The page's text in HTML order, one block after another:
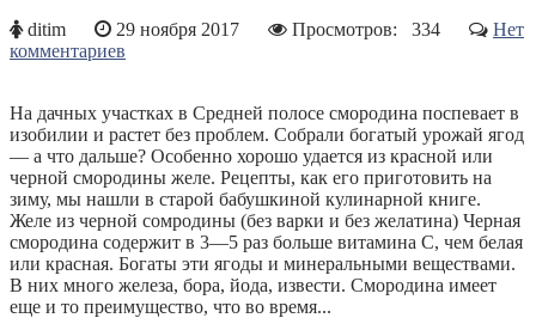
ditim 29 ноября 2017 Просмотров: 334
Нет
комментариев
На дачных участках в Средней полосе смородина поспевает в
изобилии и растет без проблем. Собрали богатый урожай ягод
— а что дальше? Особенно хорошо удается из красной или
черной смородины желе. Рецепты, как его приготовить на
зиму, мы нашли в старой бабушкиной кулинарной книге.
Желе из черной сомродины (без варки и без желатина) Черная
смородина содержит в 3—5 раз больше витамина С, чем белая
или красная. Богаты эти ягоды и минеральными веществами.
В них много железа, бора, йода, извести. Смородина имеет
еще и то преимущество, что во время...